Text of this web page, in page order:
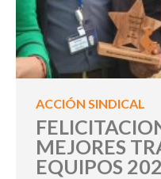
ACCIÓN SINDICAL
MEJORES
EQUIPOS